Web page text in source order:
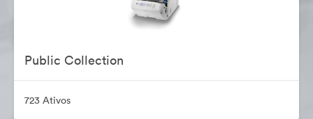
Public Collection
723 Ativos